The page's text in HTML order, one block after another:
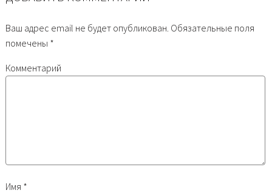
Ваш адрес email не будет опубликован. Обязательные поля
помечены *
Комментарий
Имя *